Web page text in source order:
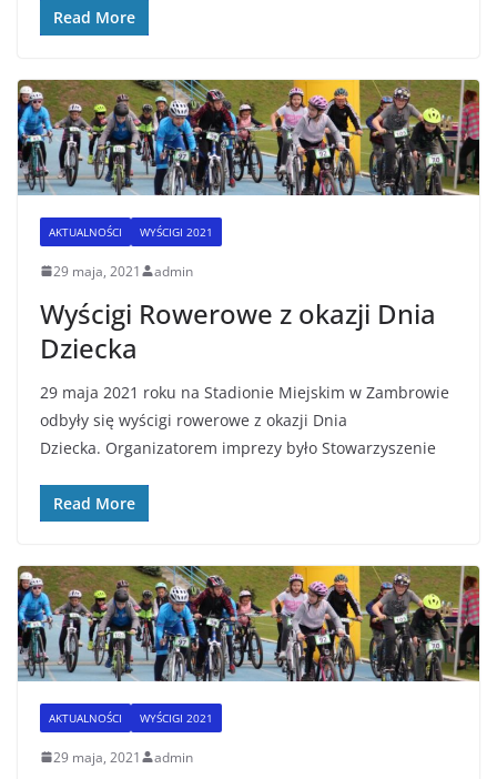
Read More
AKTUALNOŚCI WYŚCIGI 2021
29 maja, 2021 admin
Wyścigi Rowerowe z okazji Dnia
Dziecka
29 maja 2021 roku na Stadionie Miejskim w Zambrowie
odbyły się wyścigi rowerowe z okazji Dnia
Dziecka. Organizatorem imprezy było Stowarzyszenie
Read More
AKTUALNOŚCI WYŚCIGI 2021
29 maja, 2021 admin